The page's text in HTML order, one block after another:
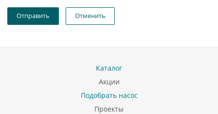
Отправить Отменить
Каталог
Акции
Подобрать насос
Проекты